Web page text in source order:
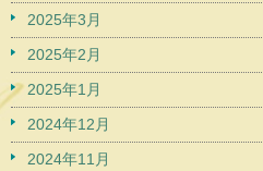
2025年3月
2025年2月
2025年1月
2024年12月
2024年11月